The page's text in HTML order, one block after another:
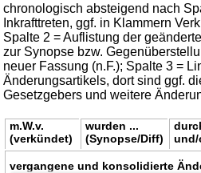
chronologisch absteigend nach
Inkrafttreten, ggf. in Klammern
Spalte 2 = Auflistung der
zur Synopse bzw.
neuer Fassung (n.F.); Spalte 3 =
Änderungsartikels, dort sind ggf.
Gesetzgebers und weitere
m.W.v.
(verkündet)
wurden ...
(Synopse/Diff)
und/
vergangene und konsolidierte